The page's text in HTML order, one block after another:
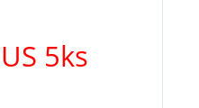
5ks